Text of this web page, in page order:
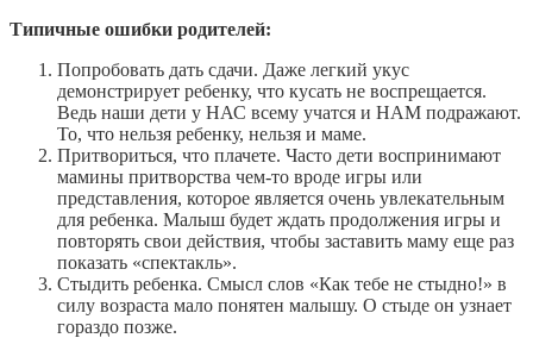
Типичные ошибки родителей:
Попробовать дать сдачи. Даже легкий укус
демонстрирует ребенку, что кусать не воспрещается.
Ведь наши дети у НАС всему учатся и НАМ подражают.
То, что нельзя ребенку, нельзя и маме.
Притвориться, что плачете. Часто дети воспринимают
мамины притворства чем-то вроде игры или
представления, которое является очень увлекательным
для ребенка. Малыш будет ждать продолжения игры и
повторять свои действия, чтобы заставить маму еще раз
показать «спектакль».
Стыдить ребенка. Смысл слов «Как тебе не стыдно!» в
силу возраста мало понятен малышу. О стыде он узнает
гораздо позже.